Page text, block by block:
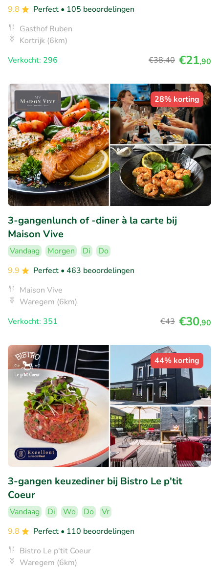
9.8
Perfect • 105 beoordelingen
Gasthof Ruben
Kortrijk (6km)
Verkocht: 296
€38,40 €21,90
28% korting
3-gangenlunch of -diner à la carte bij
Maison Vive
Vandaag Morgen Di
Do
9.9
Perfect • 463 beoordelingen
Maison Vive
Waregem (6km)
Verkocht: 351
€43 €30,90
44% korting
3-gangen keuzediner bij Bistro Le p'tit
Coeur
Vandaag Di Wo Do
Vr
9.8
Perfect • 110 beoordelingen
Bistro Le p'tit Coeur
Waregem (6km)